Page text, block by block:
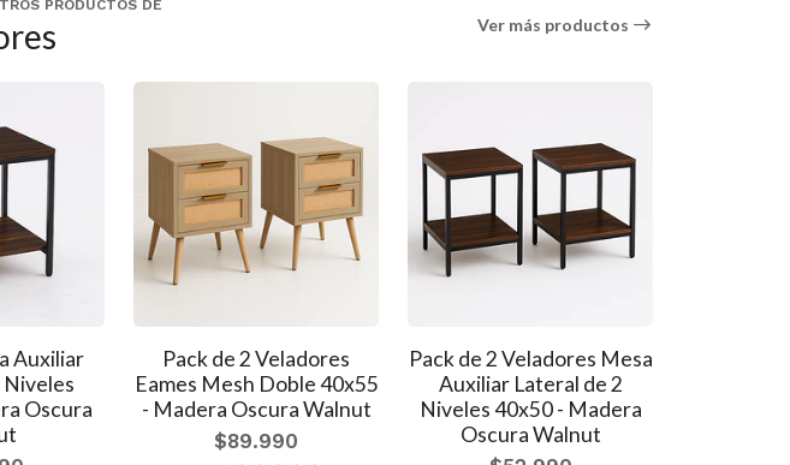
PRODUCTOS DE
Ver más productos
Auxiliar
Niveles
Oscura
Pack de 2 Veladores
Eames Mesh Doble 40x55
- Madera Oscura Walnut
$89.990
Pack de 2 Veladores Mesa
Auxiliar Lateral de 2
Niveles 40x50 - Madera
Oscura Walnut